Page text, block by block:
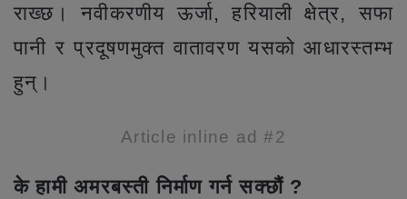
राख्छ। नवीकरणीय ऊर्जा, हरियाली क्षेत्र, सफा
पानी र प्रदूषणमुक्त वातावरण यसको आधारस्तम्भ
हुन्।
Article inline ad #2
के हामी अमरबस्ती निर्माण गर्न सक्छौं ?